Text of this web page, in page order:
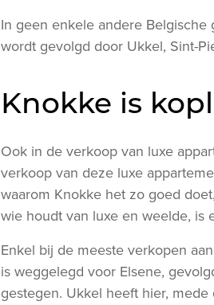
In geen enkele andere
wordt gevolgd door Ukkel, Sint-
Knokke is
Ook in de verkoop van luxe
verkoop van deze luxe
waarom Knokke het zo goed
wie houdt van luxe en weelde, is
Enkel bij de meeste verkopen
is weggelegd voor Elsene,
gestegen. Ukkel heeft hier,